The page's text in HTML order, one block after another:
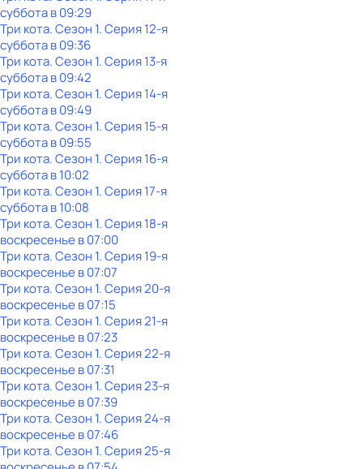
субботав09:29
Три кота. Сезон 1. Серия 12-я
субботав09:36
Три кота. Сезон 1. Серия 13-я
субботав09:42
Три кота. Сезон 1. Серия 14-я
субботав09:49
Три кота. Сезон 1. Серия 15-я
субботав09:55
Три кота. Сезон 1. Серия 16-я
субботав10:02
Три кота. Сезон 1. Серия 17-я
субботав10:08
Три кота. Сезон 1. Серия 18-я
воскресенье в07:00
Три кота. Сезон 1. Серия 19-я
воскресенье в07:07
Три кота. Сезон 1. Серия 20-я
воскресенье в07:15
Три кота. Сезон 1. Серия 21-я
воскресенье в07:23
Три кота. Сезон 1. Серия 22-я
воскресенье в07:31
Три кота. Сезон 1. Серия 23-я
воскресенье в07:39
Три кота. Сезон 1. Серия 24-я
воскресенье в07:46
Три кота. Сезон 1. Серия 25-я